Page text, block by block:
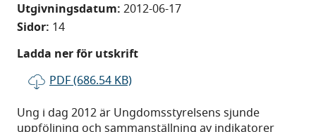
Utgivningsdatum: 2012-06-17
Sidor: 14
Ladda ner för utskrift
PDF (686.54 KB)
Ung i dag 2012 är Ungdomsstyrelsens sjunde
uppföljning och sammanställning av indikatorer